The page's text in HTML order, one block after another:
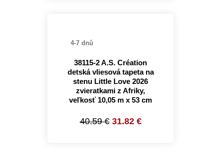
4-7 dnů
38115-2 A.S. Création
detská vliesová tapeta na
stenu Little Love 2026
zvieratkami z Afriky,
veľkosť 10,05 m x 53 cm
40.59 € 31.82 €